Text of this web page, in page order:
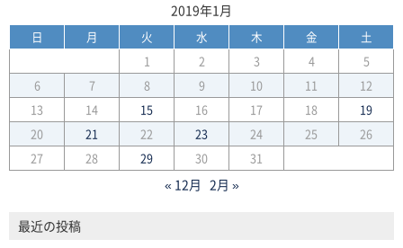
2019年1月
日 月 火 水 木 金
土
1
2 3 4
5
6
7 8 9 10 11
12
13
14 15 16 17 18
19
20
21 22 23 24 25
26
27
28 29 30 31
« 12月 2月 »
最近の投稿